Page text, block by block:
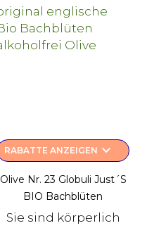
RABATTE ANZEIGEN keyboard_arrow_down
Olive Nr. 23 Globuli Just´s
BIO Bachblüten
Sie sind körperlich